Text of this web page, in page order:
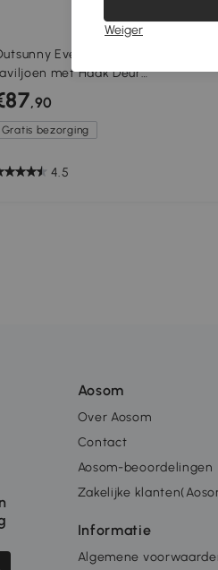
Event Shelter 3,5 x 3,5m
met Haak Deur
Winterbestendige
Blauw
,90
Gratis bezorging
4.5
Aosom
Over Aosom
Contact
Aosom-beoordelingen
Zakelijke
Informatie
Algemene
Weiger